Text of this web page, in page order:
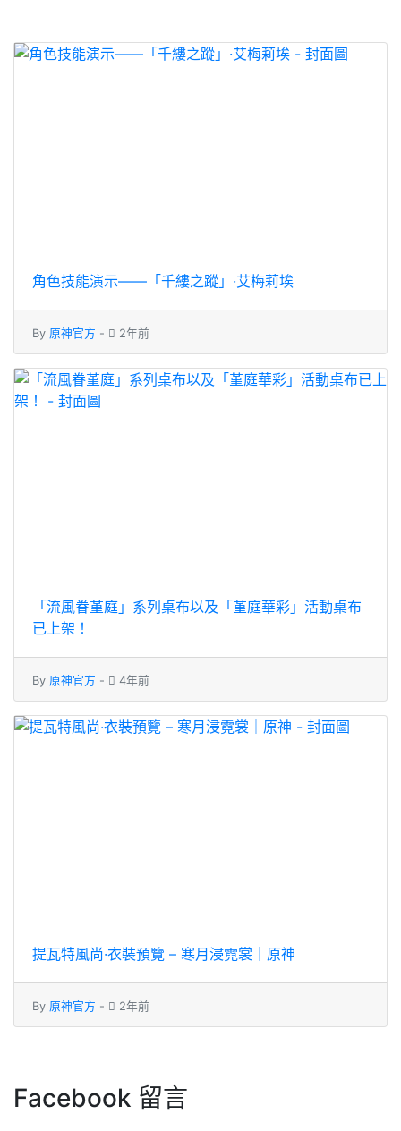
角色技能演示——「千縷之蹤」·艾梅莉埃
By 原神官方 - 2年前
「流風眷堇庭」系列桌布以及「堇庭華彩」活動桌布
已上架！
By 原神官方 - 4年前
提瓦特風尚·衣裝預覽 – 寒月浸霓裳｜原神
By 原神官方 - 2年前
Facebook 留言